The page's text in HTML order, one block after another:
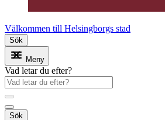
Välkommen till Helsingborgs stad
Sök
Meny
Vad letar du efter?
Sök